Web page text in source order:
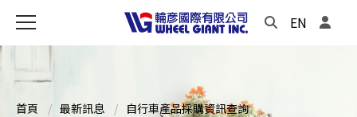
EN
首頁 最新訊息 自行車產品採購資訊查詢